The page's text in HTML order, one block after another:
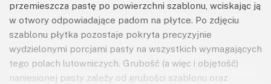
przemieszcza pastę po powierzchni szablonu, wciskając ją
w otwory odpowiadające padom na płytce. Po zdjęciu
szablonu płytka pozostaje pokryta precyzyjnie
wydzielonymi porcjami pasty na wszystkich wymagających
tego polach lutowniczych. Grubość (a więc i objętość)
naniesionej pasty zależy od grubości szablonu oraz